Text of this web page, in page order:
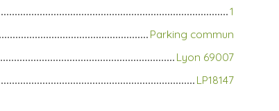
1
Parking commun
Lyon 69007
LP18147